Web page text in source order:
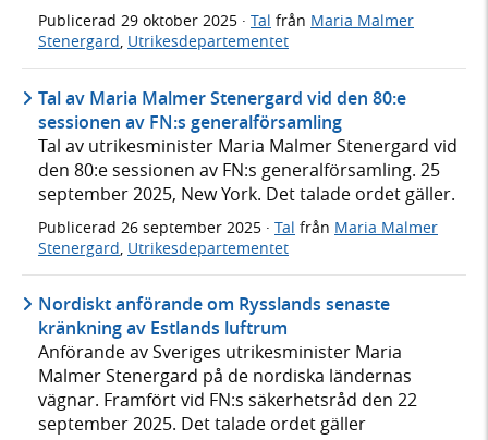
Publicerad 29 oktober 2025 · Tal från Maria Malmer
Stenergard, Utrikesdepartementet
Tal av Maria Malmer Stenergard vid den 80:e
sessionen av FN:s generalförsamling
Tal av utrikesminister Maria Malmer Stenergard vid
den 80:e sessionen av FN:s generalförsamling. 25
september 2025, New York. Det talade ordet gäller.
Publicerad 26 september 2025 · Tal från Maria Malmer
Stenergard Utrikesdepartementet
Nordiskt anförande om Rysslands senaste
kränkning av Estlands luftrum
Anförande av Sveriges utrikesminister Maria
Malmer Stenergard på de nordiska ländernas
vägnar. Framfört vid FN:s säkerhetsråd den 22
september 2025. Det talade ordet gäller